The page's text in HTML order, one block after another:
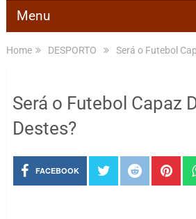
Menu
Home DESPORTO Será o Futebol
Será o Futebol Capaz
Destes?
FACEBOOK